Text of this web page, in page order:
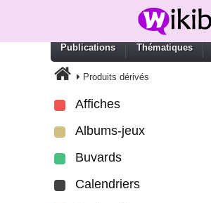
Publications Thématiques
Produits dérivés
Affiches
Albums-jeux
Buvards
Calendriers